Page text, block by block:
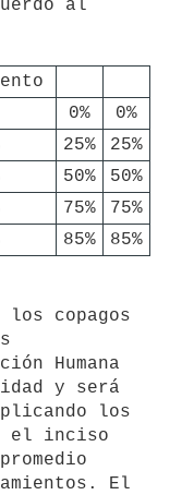
al
0%
0%
25%
25%
50%
50%
75%
75%
85% 85%
Humana
y será
los
el inciso
El